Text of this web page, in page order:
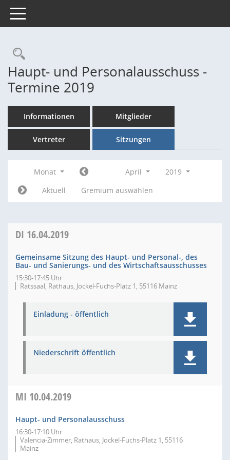
Toggle navigation
Rechercheauswahl
Haupt- und Personalausschuss -
Termine 2019
Informationen Mitglieder
Vertreter Sitzungen
Monat April
2019
Aktuell
Gremium auswählen
DI 16.04.2019
Gemeinsame Sitzung des Haupt- und Personal-, des
Bau- und Sanierungs- und des Wirtschaftsausschusses
15:30-17:45 Uhr
Ratssaal, Rathaus, Jockel-Fuchs-Platz 1, 55116 Mainz
Einladung - öffentlich
Niederschrift öffentlich
MI 10.04.2019
Haupt- und Personalausschuss
16:30-17:10 Uhr
Valencia-Zimmer, Rathaus, Jockel-Fuchs-Platz 1, 55116
Mainz